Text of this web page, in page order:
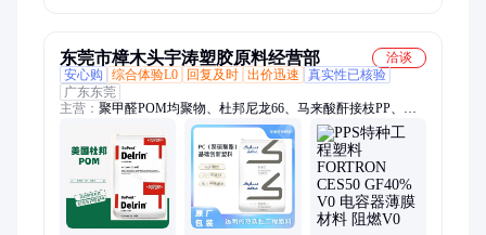
东莞市樟木头宇涛塑胶原料经营部
洽谈
安心购
综合体验L0 回复及时 出价迅速
真实性已核验
广东东莞
主营： 聚甲醛POM均聚物、杜邦尼龙66、马来酸酐接枝PP、电
话键盘制造用、陶氏聚合物改性剂、PTFE微粉、聚四氟乙烯乳
液、汽车密封条TPV、ptw增韧剂、塞拉尼斯TPV、东岳 ETFE、
马来酸酐接枝、增强POM、PVDC水性分散体、PPS喷涂粉、耐
高温PA12粉、改性PEEK粉末、矿物增强PA66、尼龙66颗粒、增
韧剂PTW、TPX塑料、PEI粉末、PPS塑胶原料、增强塑料、粘
合剂